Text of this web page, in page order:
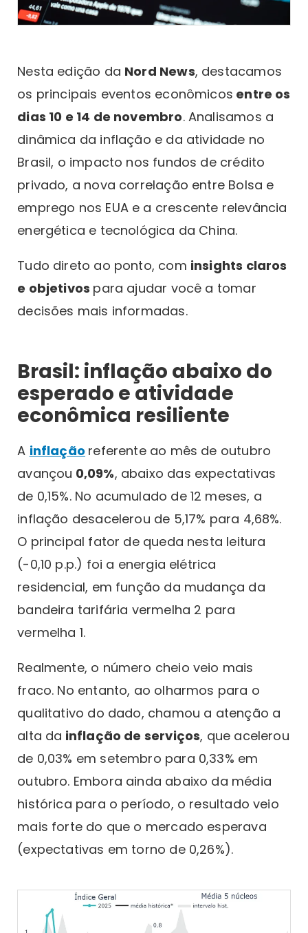
Nesta edição da Nord News, destacamos
os principais eventos econômicos entre os
dias 10 e 14 de novembro. Analisamos a
dinâmica da inflação e da atividade no
Brasil, o impacto nos fundos de crédito
privado, a nova correlação entre Bolsa e
emprego nos EUA e a crescente relevância
energética e tecnológica da China.
Tudo direto ao ponto, com insights claros
e objetivos para ajudar você a tomar
decisões mais informadas.
Brasil: inflação abaixo do
esperado e atividade
econômica resiliente
A inflação referente ao mês de outubro
avançou 0,09%, abaixo das expectativas
de 0,15%. No acumulado de 12 meses, a
inflação desacelerou de 5,17% para 4,68%.
O principal fator de queda nesta leitura
(-0,10 p.p.) foi a energia elétrica
residencial, em função da mudança da
bandeira tarifária vermelha 2 para
vermelha 1.
Realmente, o número cheio veio mais
fraco. No entanto, ao olharmos para o
qualitativo do dado, chamou a atenção a
alta da inflação de serviços, que acelerou
de 0,03% em setembro para 0,33% em
outubro. Embora ainda abaixo da média
histórica para o período, o resultado veio
mais forte do que o mercado esperava
(expectativas em torno de 0,26%).